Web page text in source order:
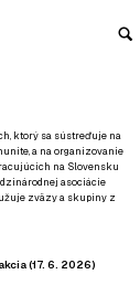
ktorý sa sústreďuje na
a na organizovanie
na Slovensku
asociácie
zväzy a skupiny z
(17. 6. 2026)